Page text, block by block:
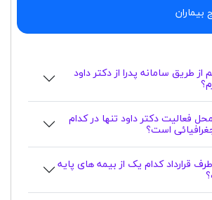
بیماران
طریق سامانه پدرا از دکتر داود
فعالیت دکتر داود تنها در کدام
است؟
قرارداد کدام یک از بیمه های پایه